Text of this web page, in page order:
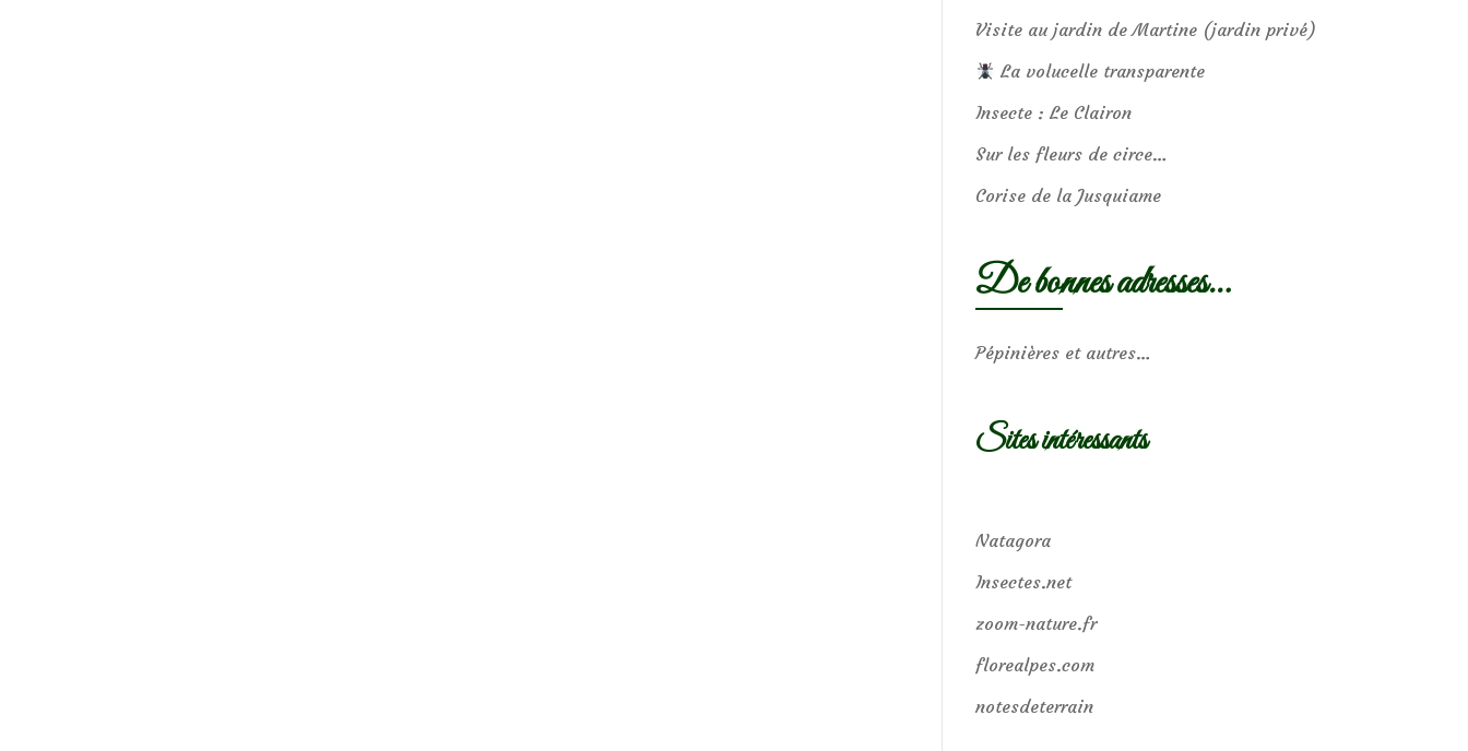
Visite au jardin de Martine (jardin privé)
La volucelle transparente
Insecte : Le Clairon
Sur les fleurs de circe…
Corise de la Jusquiame
De bonnes adresses…
Pépinières et autres…
Sites intéressants
Natagora
Insectes.net
zoom-nature.fr
florealpes.com
notesdeterrain